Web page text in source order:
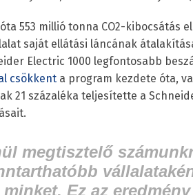
553 millió tonna CO2-kibocsátás
saját ellátási láncának
Electric 1000 legfontosabb
csökkent a program kezdete óta,
21 százaléka teljesítette a
megtisztelő
Ez az